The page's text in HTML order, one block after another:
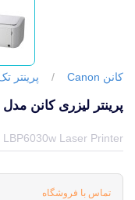
کانن Canon / پرینتر
پرینتر لیزری کانن مدل I-SENSYS LBP6030W
LBP6030w Laser Printer
تماس با فروشگاه